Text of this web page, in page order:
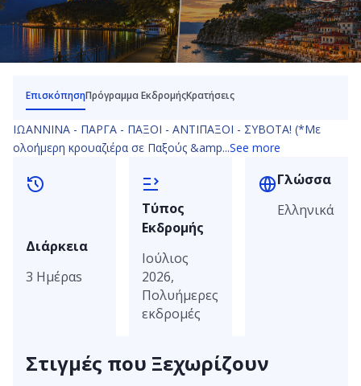
ΕπισκόπησηΠρόγραμμα ΕκδρομήςΚρατήσεις
ΙΩΑΝΝΙΝΑ - ΠΑΡΓΑ - ΠΑΞΟΙ - ΑΝΤΙΠΑΞΟΙ - ΣΥΒΟΤΑ! (*Με
ολοήμερη κρουαζιέρα σε Παξούς &amp...See more
Διάρκεια
3 Ημέραs
Τύπος
Εκδρομής
Ιούλιος
2026,
Πολυήμερες
εκδρομές
Γλώσσα
Ελληνικά
Στιγμές που Ξεχωρίζουν